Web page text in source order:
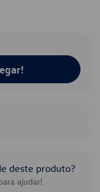
deste produto?
ajudar!